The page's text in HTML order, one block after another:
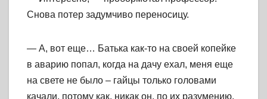
Снова потер задумчиво переносицу.
— А, вот еще… Батька как-то на своей копейке
в аварию попал, когда на дачу ехал, меня еще
на свете не было – гайцы только головами
качали, потому как, никак он, по их разумению,